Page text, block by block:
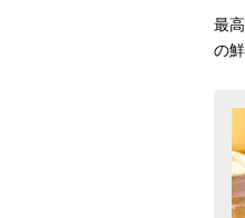
最
の